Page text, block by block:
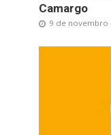
Camargo
9 de novembro